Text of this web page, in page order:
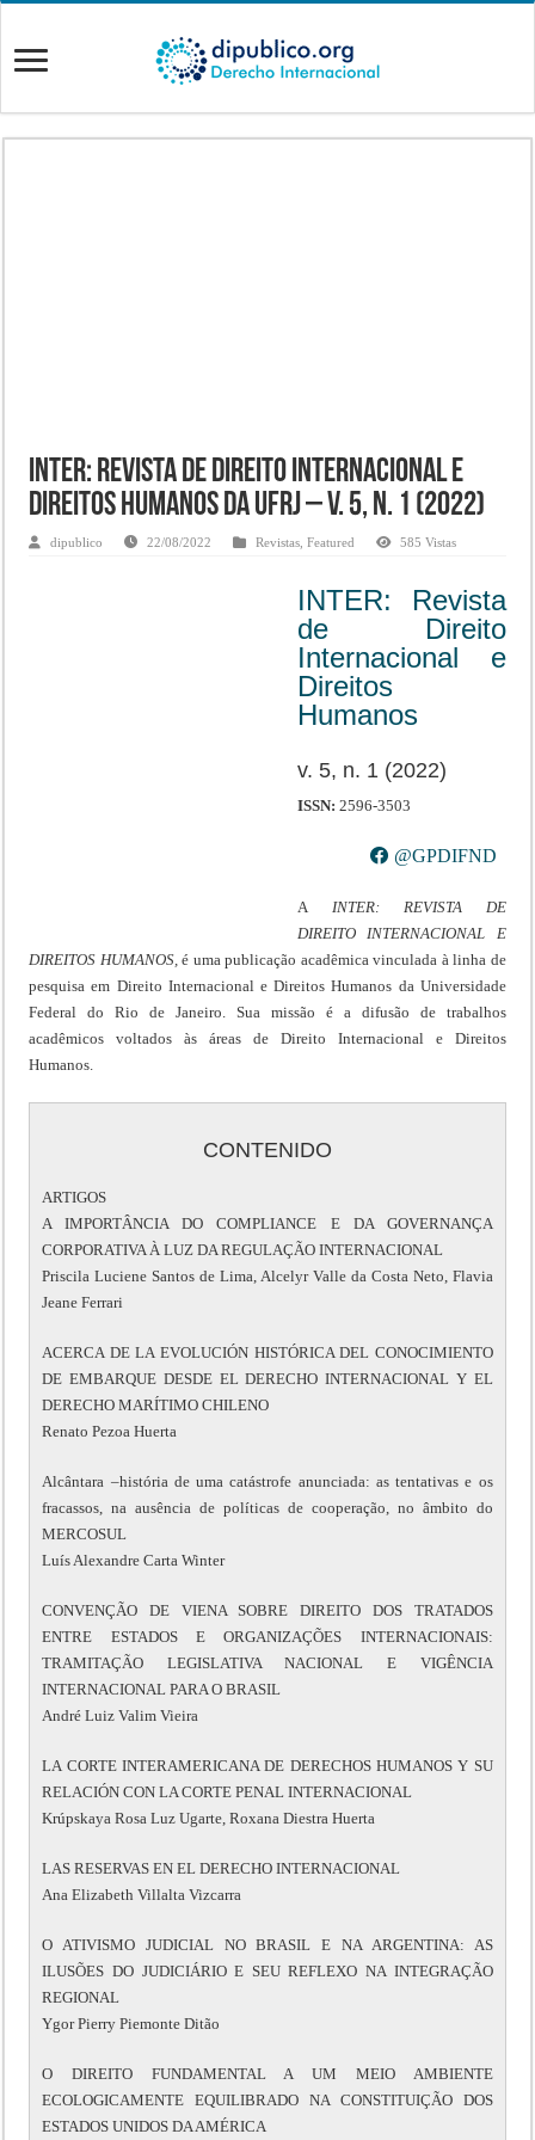
INTER: Revista de Direito Internacional e
Direitos Humanos da UFRJ – v. 5, n. 1 (2022)
dipublico 22/08/2022 Revistas ,Featured 585 Vistas
INTER: Revista
de Direito
Internacional e
Direitos
Humanos
v. 5, n. 1 (2022)
ISSN: 2596-3503
@GPDIFND
A INTER: REVISTA DE
DIREITO INTERNACIONAL E
DIREITOS HUMANOS, é uma publicação acadêmica vinculada à linha de
pesquisa em Direito Internacional e Direitos Humanos da Universidade
Federal do Rio de Janeiro. Sua missão é a difusão de trabalhos
acadêmicos voltados às áreas de Direito Internacional e Direitos
Humanos.
CONTENIDO
ARTIGOS
A IMPORTÂNCIA DO COMPLIANCE E DA GOVERNANÇA
CORPORATIVA À LUZ DA REGULAÇÃO INTERNACIONAL
Priscila Luciene Santos de Lima, Alcelyr Valle da Costa Neto, Flavia
Jeane Ferrari
ACERCA DE LA EVOLUCIÓN HISTÓRICA DEL CONOCIMIENTO
DE EMBARQUE DESDE EL DERECHO INTERNACIONAL Y EL
DERECHO MARÍTIMO CHILENO
Renato Pezoa Huerta
Alcântara –história de uma catástrofe anunciada: as tentativas e os
fracassos, na ausência de políticas de cooperação, no âmbito do
MERCOSUL
Luís Alexandre Carta Winter
CONVENÇÃO DE VIENA SOBRE DIREITO DOS TRATADOS
ENTRE ESTADOS E ORGANIZAÇÕES INTERNACIONAIS:
TRAMITAÇÃO LEGISLATIVA NACIONAL E VIGÊNCIA
INTERNACIONAL PARA O BRASIL
André Luiz Valim Vieira
LA CORTE INTERAMERICANA DE DERECHOS HUMANOS Y SU
RELACIÓN CON LA CORTE PENAL INTERNACIONAL
Krúpskaya Rosa Luz Ugarte, Roxana Diestra Huerta
LAS RESERVAS EN EL DERECHO INTERNACIONAL
Ana Elizabeth Villalta Vizcarra
O ATIVISMO JUDICIAL NO BRASIL E NA ARGENTINA: AS
ILUSÕES DO JUDICIÁRIO E SEU REFLEXO NA INTEGRAÇÃO
REGIONAL
Ygor Pierry Piemonte Ditão
O DIREITO FUNDAMENTAL A UM MEIO AMBIENTE
ECOLOGICAMENTE EQUILIBRADO NA CONSTITUIÇÃO DOS
ESTADOS UNIDOS DA AMÉRICA